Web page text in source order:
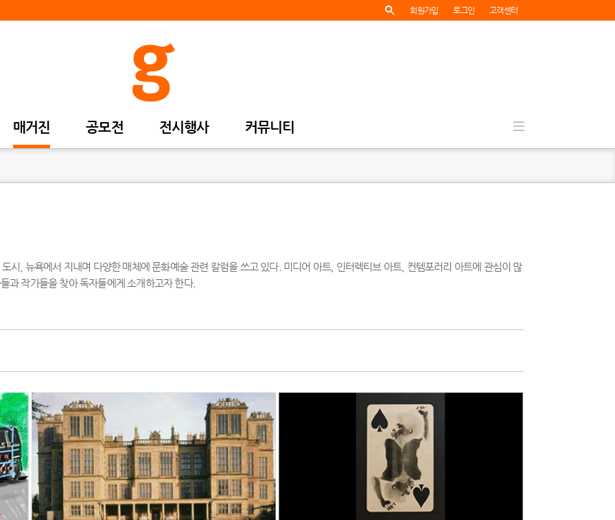
회원가입 로그인 고객센터
매거진 공모전 전시행사 커뮤니티
시, 뉴욕에서 지내며 다양한 매체에 문화예술 관련 칼럼을 쓰고 있다. 미디어 아트, 인터렉티브 아트, 컨템포러리 아트에 관심이 많
과 작가들을 찾아 독자들에게 소개하고자 한다.